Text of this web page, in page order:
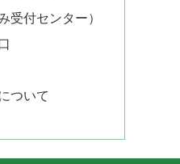
受付センター）
ついて